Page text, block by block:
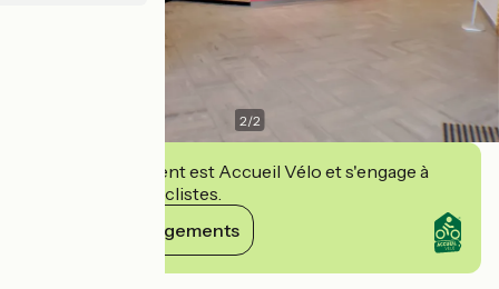
2/2
Cet établissement est Accueil Vélo et s'engage à
accueillir des cyclistes.
Voir ses engagements